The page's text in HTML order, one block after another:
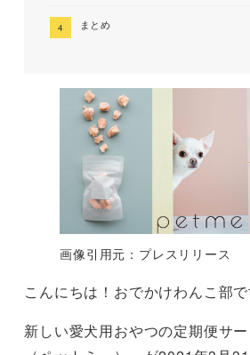
まとめ
画像引用元：プレスリリース
こんにちは！おでかけわんこ部で
新しい愛犬用おやつの定期便サ